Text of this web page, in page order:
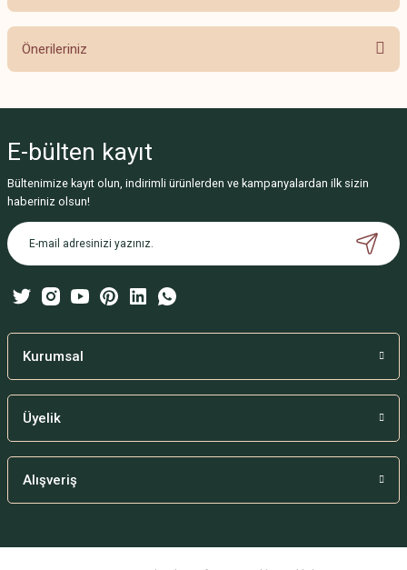
Önerileriniz
Görüş ve önerileriniz için teşekkür ederiz.
Ürün resmi kalitesiz, bozuk veya görüntülenemiyor.
Ürün açıklamasında eksik bilgiler bulunuyor.
Ürün bilgilerinde hatalar bulunuyor.
Bu ürüne benzer farklı alternatifler olmalı.
E-bülten kayıt
Bültenimize kayıt olun, indirimli ürünlerden ve kampanyalardan ilk sizin
haberiniz olsun!
Kurumsal
Üyelik
Alışveriş